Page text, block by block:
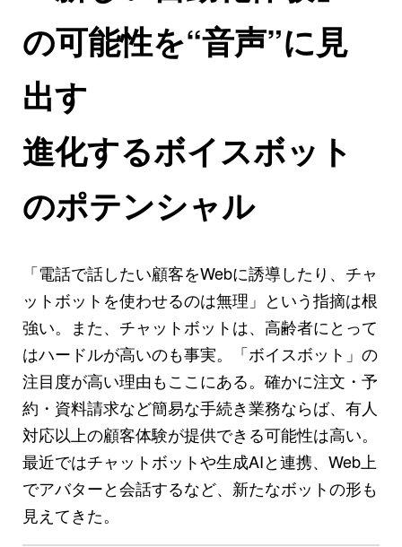
の可能性を“音声”に見
出す
進化するボイスボット
のポテンシャル
「電話で話したい顧客をWebに誘導したり、チャ
ットボットを使わせるのは無理」という指摘は根
強い。また、チャットボットは、高齢者にとって
はハードルが高いのも事実。「ボイスボット」の
注目度が高い理由もここにある。確かに注文・予
約・資料請求など簡易な手続き業務ならば、有人
対応以上の顧客体験が提供できる可能性は高い。
最近ではチャットボットや生成AIと連携、Web上
でアバターと会話するなど、新たなボットの形も
見えてきた。